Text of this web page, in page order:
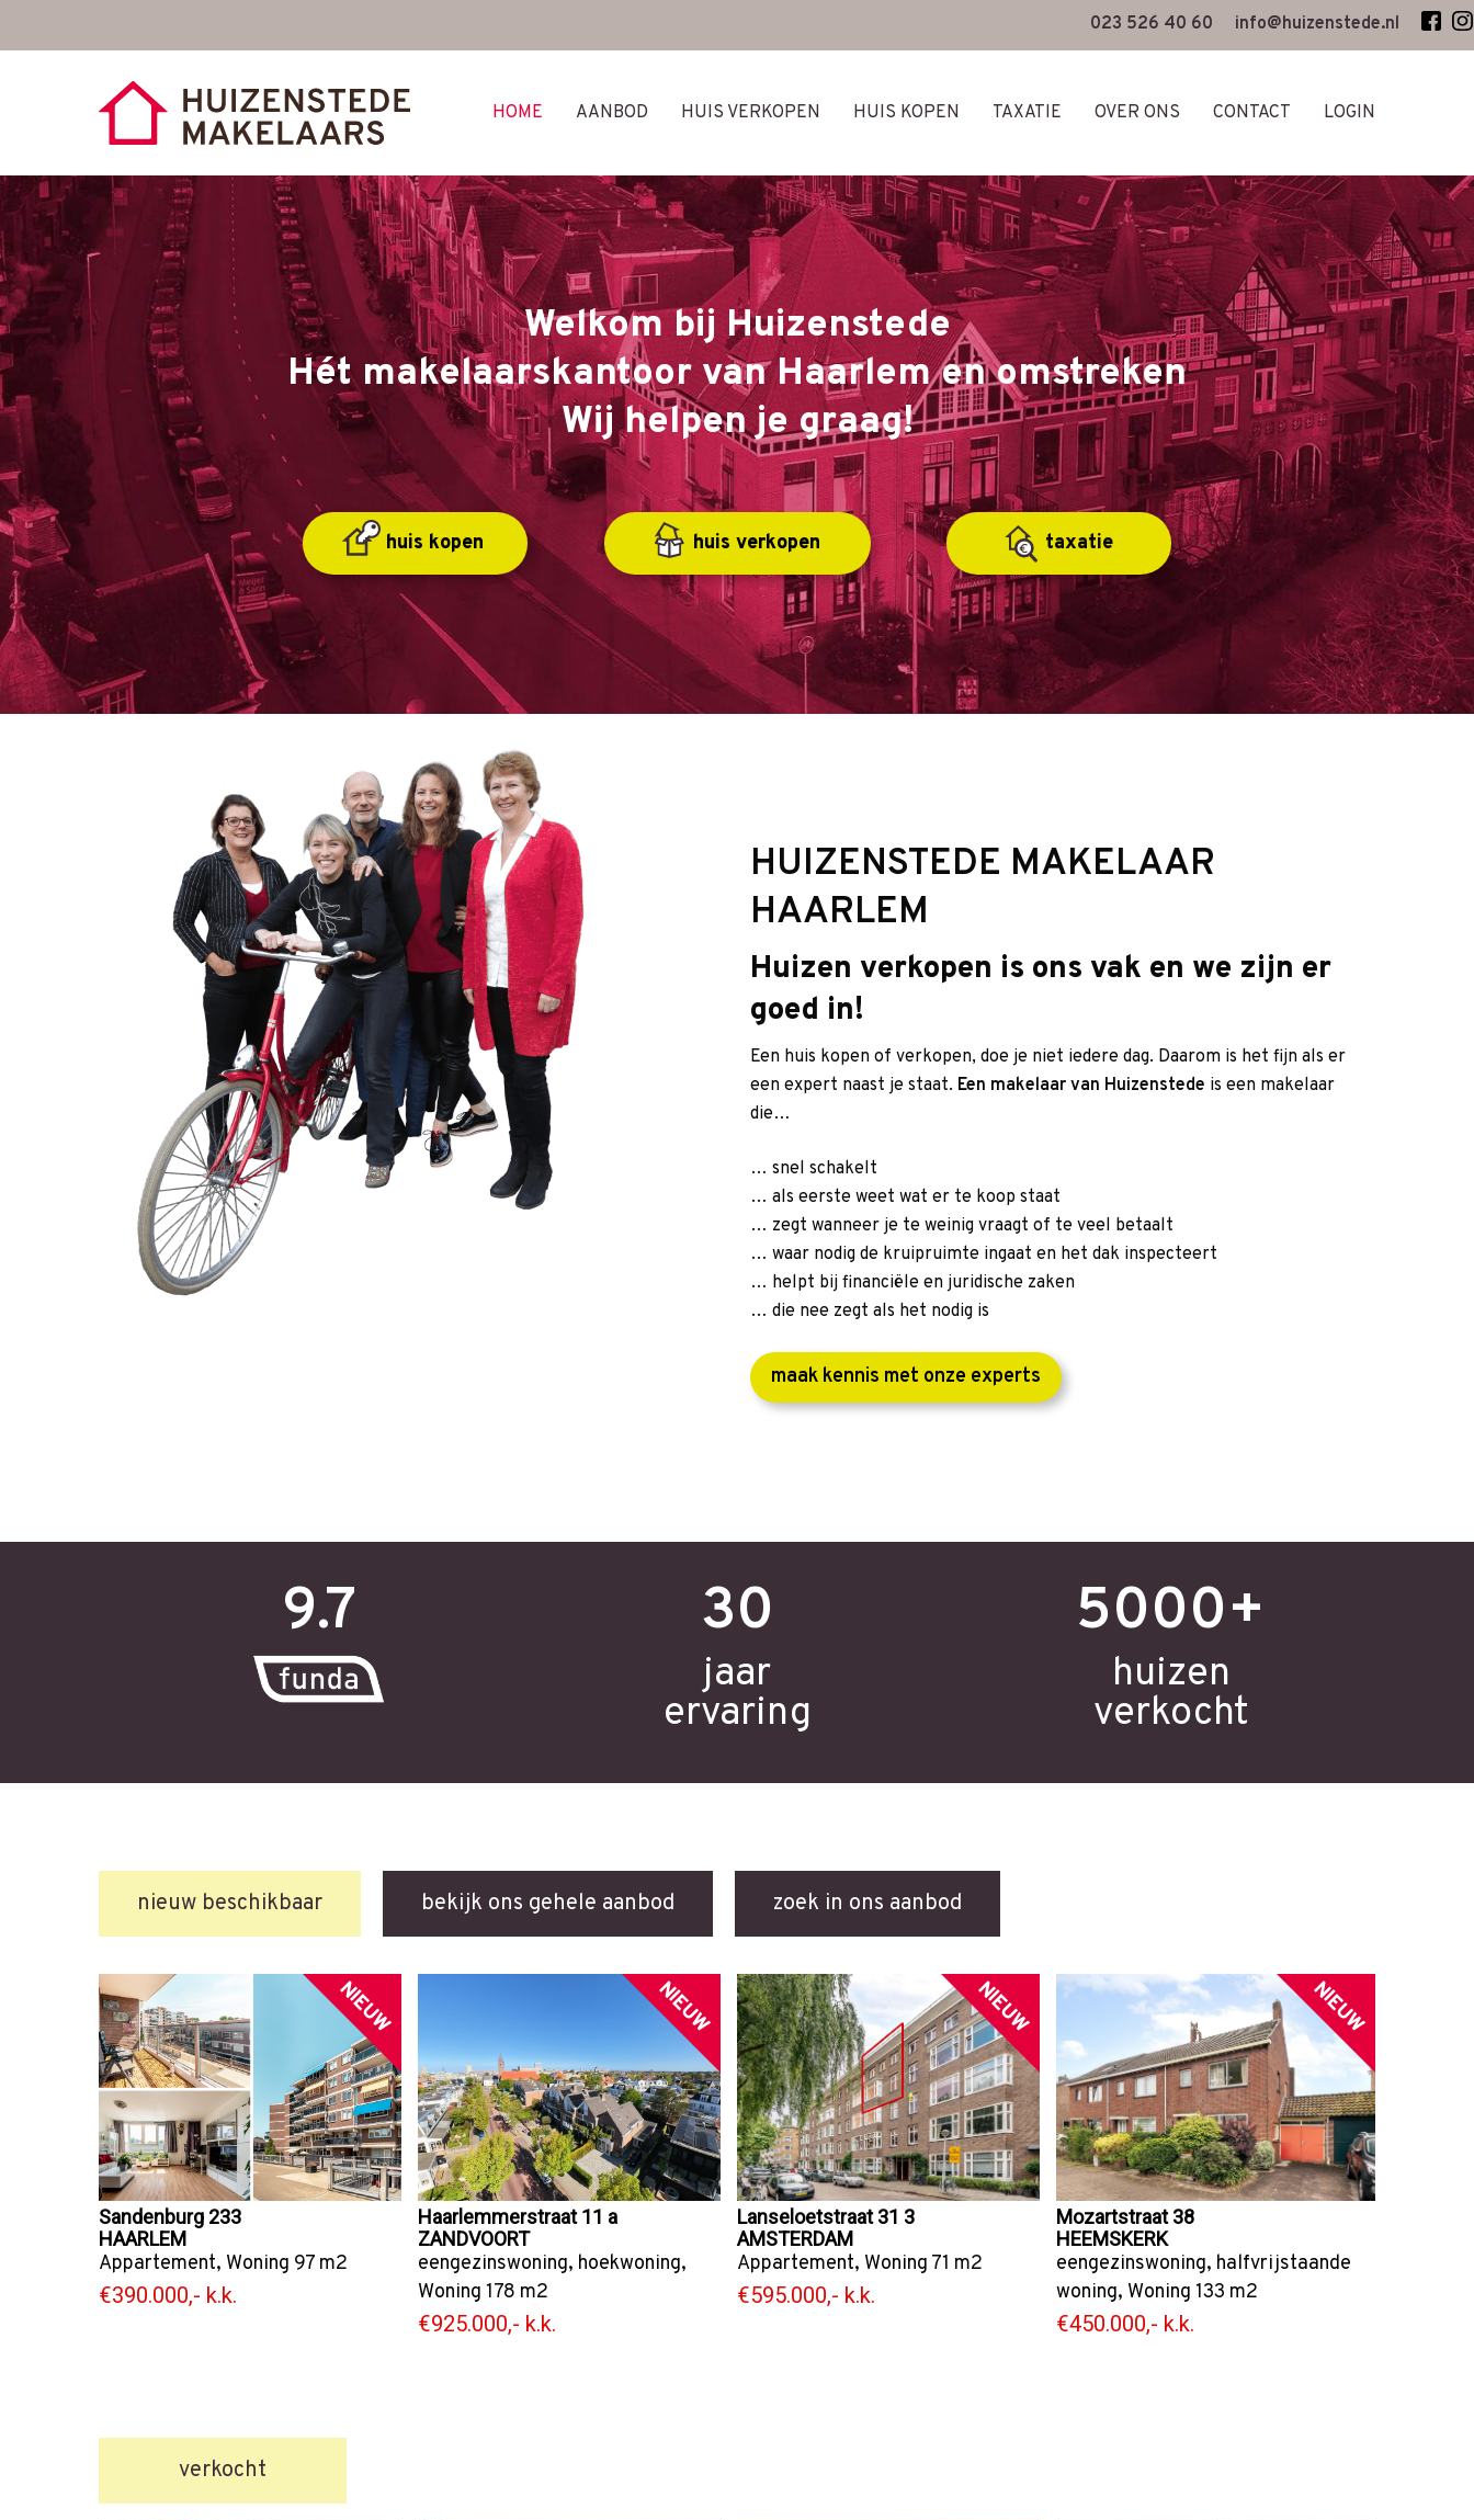
023 526 40 60 info@huizenstede.nl
HOME AANBOD HUIS VERKOPEN HUIS KOPEN TAXATIE OVER ONS CONTACT LOGIN
Welkom bij Huizenstede
Hét makelaarskantoor van Haarlem en omstreken
Wij helpen je graag!
huis kopen huis verkopen taxatie
HUIZENSTEDE MAKELAAR
HAARLEM
Huizen verkopen is ons vak en we zijn er
goed in!
Een huis kopen of verkopen, doe je niet iedere dag. Daarom is het fijn als er
een expert naast je staat. Een makelaar van Huizenstede is een makelaar
die…
… snel schakelt
… als eerste weet wat er te koop staat
… zegt wanneer je te weinig vraagt of te veel betaalt
… waar nodig de kruipruimte ingaat en het dak inspecteert
… helpt bij financiële en juridische zaken
… die nee zegt als het nodig is
maak kennis met onze experts
9.7 30
jaar
ervaring
5000+
huizen
verkocht
nieuw beschikbaar bekijk ons gehele aanbod zoek in ons aanbod
NIEUW
Sandenburg 233
HAARLEM
Appartement, Woning 97 m2
€390.000,- k.k.
NIEUW
Haarlemmerstraat 11 a
ZANDVOORT
eengezinswoning, hoekwoning,
Woning 178 m2
€925.000,- k.k.
NIEUW
Lanseloetstraat 31 3
AMSTERDAM
Appartement, Woning 71 m2
€595.000,- k.k.
NIEUW
Mozartstraat 38
HEEMSKERK
eengezinswoning, halfvrijstaande
woning, Woning 133 m2
€450.000,- k.k.
verkocht